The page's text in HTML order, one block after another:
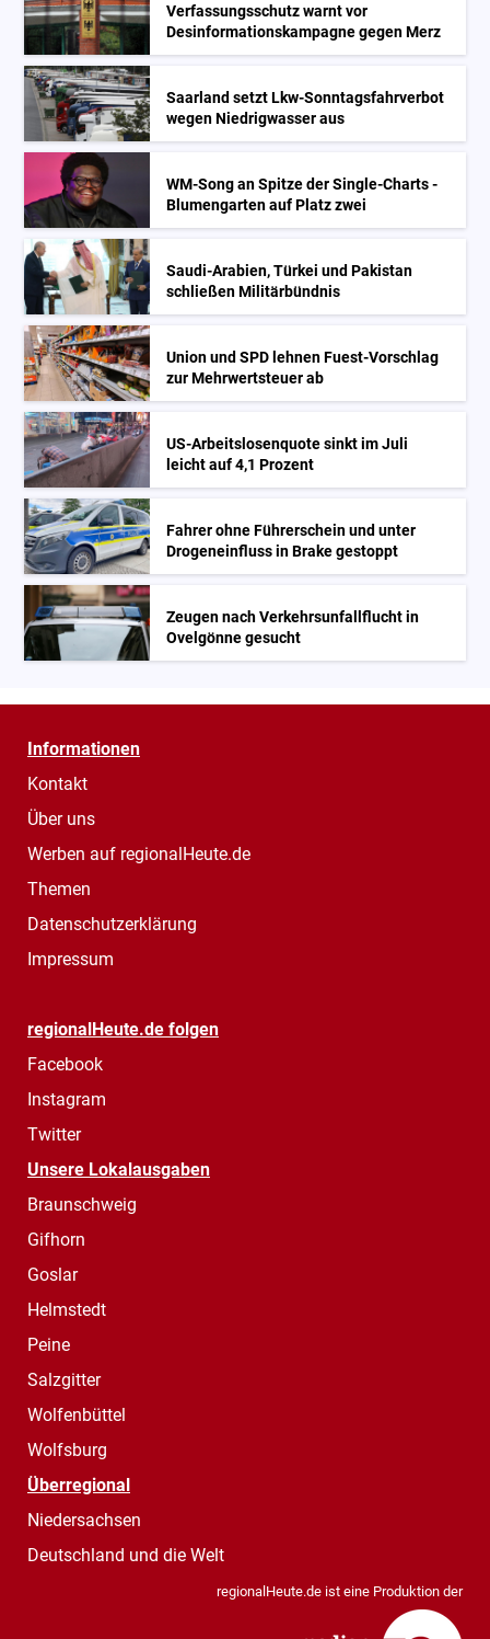
Verfassungsschutz warnt vor
Desinformationskampagne gegen Merz
Saarland setzt Lkw-Sonntagsfahrverbot
wegen Niedrigwasser aus
WM-Song an Spitze der Single-Charts -
Blumengarten auf Platz zwei
Saudi-Arabien, Türkei und Pakistan
schließen Militärbündnis
Union und SPD lehnen Fuest-Vorschlag
zur Mehrwertsteuer ab
US-Arbeitslosenquote sinkt im Juli
leicht auf 4,1 Prozent
Fahrer ohne Führerschein und unter
Drogeneinfluss in Brake gestoppt
Zeugen nach Verkehrsunfallflucht in
Ovelgönne gesucht
Informationen
Kontakt
Über uns
Werben auf regionalHeute.de
Themen
Datenschutzerklärung
Impressum
regionalHeute.de folgen
Facebook
Instagram
Twitter
Unsere Lokalausgaben
Braunschweig
Gifhorn
Goslar
Helmstedt
Peine
Salzgitter
Wolfenbüttel
Wolfsburg
Überregional
Niedersachsen
Deutschland und die Welt
regionalHeute.de ist eine Produktion der